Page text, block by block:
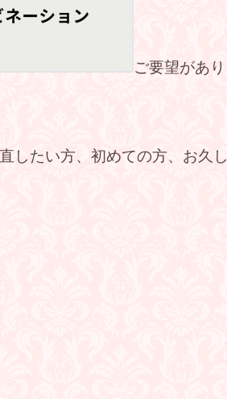
ご要望があ
したい方、初めての方、お久